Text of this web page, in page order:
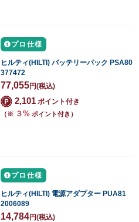
プロ仕様
ヒルティ(HILTI) バッテリーパック PSA80
377472
77,055円(税込)
2,101 ポイント付き
（※ ３% ポイント付き）
プロ仕様
ヒルティ(HILTI) 電源アダプター PUA81
2006089
14,784円(税込)